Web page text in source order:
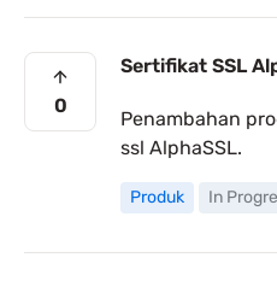
0
Sertifikat SSL
Penambahan
ssl AlphaSSL.
Produk In